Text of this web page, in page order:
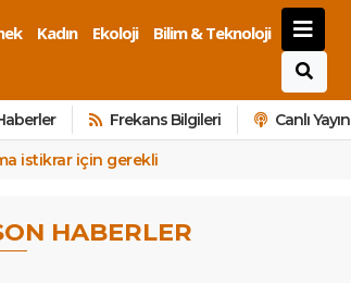
Kadın Ekoloji
Bilim & Teknoloji
Frekans Bilgileri Canlı Yayın
istikrar için gerekli
HABERLER